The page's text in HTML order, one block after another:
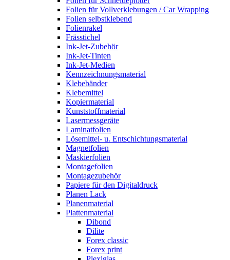
Folien für Vollverklebungen / Car Wrapping
Folien selbstklebend
Folienrakel
Frässtichel
Ink-Jet-Zubehör
Ink-Jet-Tinten
Ink-Jet-Medien
Kennzeichnungsmaterial
Klebebänder
Klebemittel
Kopiermaterial
Kunststoffmaterial
Lasermessgeräte
Laminatfolien
Lösemittel- u. Entschichtungsmaterial
Magnetfolien
Maskierfolien
Montagefolien
Montagezubehör
Papiere für den Digitaldruck
Planen Lack
Planenmaterial
Plattenmaterial
Dibond
Dilite
Forex classic
Forex print